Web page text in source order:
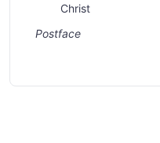
Christ
Postface